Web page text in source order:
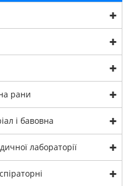
рани
і бавовна
лабораторії